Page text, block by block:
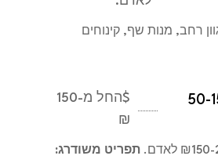
רחב, מנות שף, קינוחים
(50-150
$
החל מ-150
₪
תפריט משודרג: